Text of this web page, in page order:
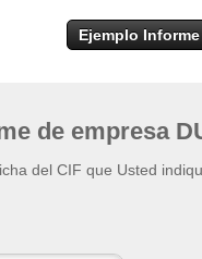
Ejemplo Informe
de empresa
del CIF que Usted